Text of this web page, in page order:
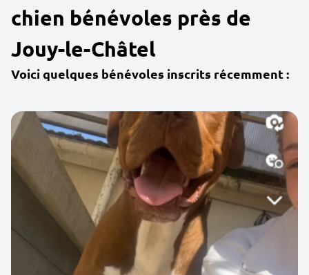
chien bénévoles près de
Jouy-le-Châtel
Voici quelques bénévoles inscrits récemment :